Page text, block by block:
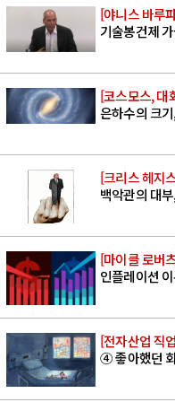
[야니스 바루
기술봉건제
[코스모스, 대
은하수의 크
[크리스 헤지
백악관의 대
[마이클 로버
인플레이션
[전자산업 직
④ 좋아했던